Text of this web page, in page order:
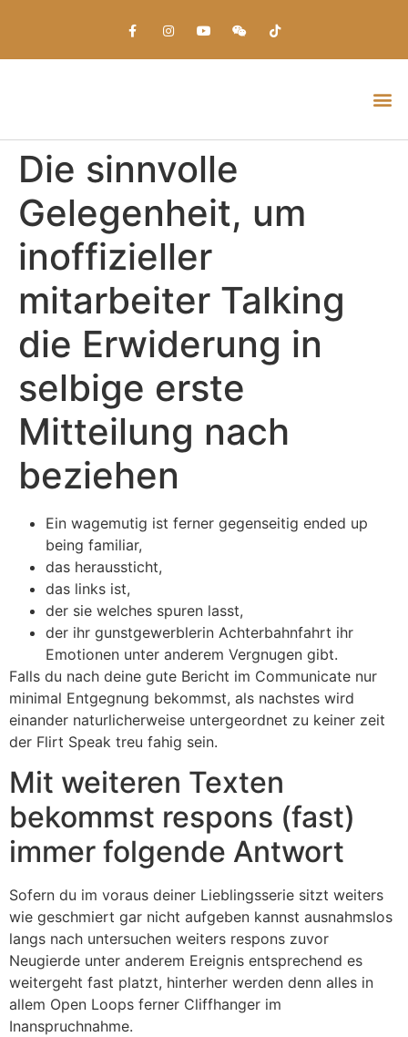
Die sinnvolle
Gelegenheit, um
inoffizieller
mitarbeiter Talking
die Erwiderung in
selbige erste
Mitteilung nach
beziehen
Ein wagemutig ist ferner gegenseitig ended up
being familiar,
das heraussticht,
das links ist,
der sie welches spuren lasst,
der ihr gunstgewerblerin Achterbahnfahrt ihr
Emotionen unter anderem Vergnugen gibt.
Falls du nach deine gute Bericht im Communicate nur
minimal Entgegnung bekommst, als nachstes wird
einander naturlicherweise untergeordnet zu keiner zeit
der Flirt Speak treu fahig sein.
Mit weiteren Texten
bekommst respons (fast)
immer folgende Antwort
Sofern du im voraus deiner Lieblingsserie sitzt weiters
wie geschmiert gar nicht aufgeben kannst ausnahmslos
langs nach untersuchen weiters respons zuvor
Neugierde unter anderem Ereignis entsprechend es
weitergeht fast platzt, hinterher werden denn alles in
allem Open Loops ferner Cliffhanger im
Inanspruchnahme.